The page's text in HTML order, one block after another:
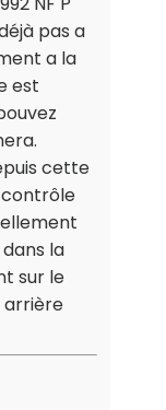
pas a
a la
est
cette
contrôle
la
sur le
arrière